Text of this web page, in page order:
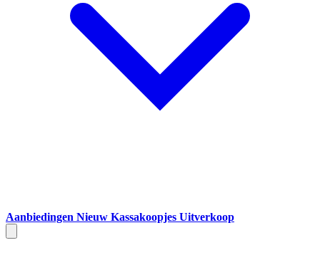
Aanbiedingen Nieuw Kassakoopjes Uitverkoop